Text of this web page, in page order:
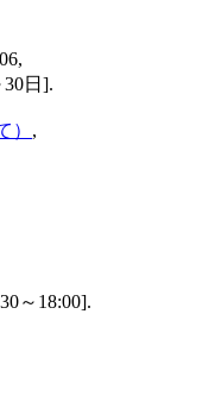
日].
） ,
～18:00].